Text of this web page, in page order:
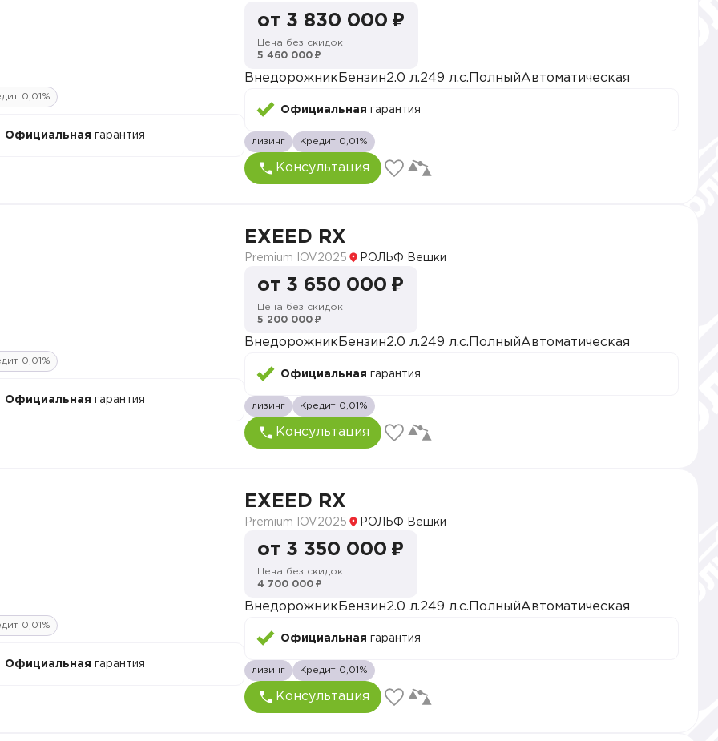
0,01%
Официальная гарантия
от 3 830 000 ₽
Цена без скидок
5 460 000 ₽
Внедорожник Бензин2.0 л.249 л.с. ПолныйАвтоматическая
Официальная гарантия
лизинг Кредит 0,01%
Консультация
0,01%
Официальная гарантия
EXEED RX
Premium IOV 2025 РОЛЬФ Вешки
от 3 650 000 ₽
Цена без скидок
5 200 000 ₽
Внедорожник Бензин2.0 л.249 л.с. ПолныйАвтоматическая
Официальная гарантия
лизинг Кредит 0,01%
Консультация
0,01%
Официальная гарантия
EXEED RX
Premium IOV 2025 РОЛЬФ Вешки
от 3 350 000 ₽
Цена без скидок
4 700 000 ₽
Внедорожник Бензин2.0 л.249 л.с. ПолныйАвтоматическая
Официальная гарантия
лизинг Кредит 0,01%
Консультация